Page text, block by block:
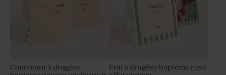
Contenant à dragées
Etui à dragées baptême rayé